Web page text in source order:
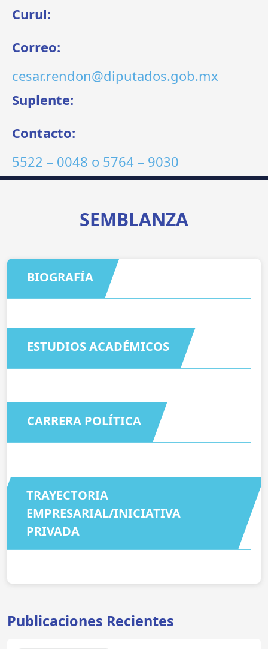
Curul:
Correo:
cesar.rendon@diputados.gob.mx
Suplente:
Contacto:
5522 – 0048 o 5764 – 9030
SEMBLANZA
BIOGRAFÍA
ESTUDIOS ACADÉMICOS
CARRERA POLÍTICA
TRAYECTORIA
EMPRESARIAL/INICIATIVA
PRIVADA
Publicaciones Recientes